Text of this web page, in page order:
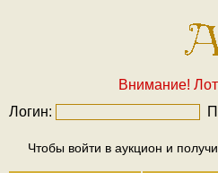
Внимание!
Логин:
Чтобы войти в аукцион и